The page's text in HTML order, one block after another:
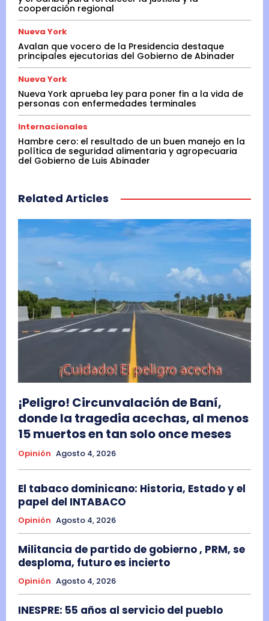
cooperación regional
Nueva York
Avalan que vocero de la Presidencia destaque
principales ejecutorias del Gobierno de Abinader
Nueva York
Nueva York aprueba ley para poner fin a la vida de
personas con enfermedades terminales
Internacionales
Hambre cero: el resultado de un buen manejo en la
política de seguridad alimentaria y agropecuaria
del Gobierno de Luis Abinader
Related Articles
¡Peligro! Circunvalación de Baní,
donde la tragedia acechas, al menos
15 muertos en tan solo once meses
Opinión Agosto 4, 2026
El tabaco dominicano: Historia, Estado y el
papel del INTABACO
Opinión Agosto 4, 2026
Militancia de partido de gobierno , PRM, se
desploma, futuro es incierto
Opinión Agosto 4, 2026
INESPRE: 55 años al servicio del pueblo